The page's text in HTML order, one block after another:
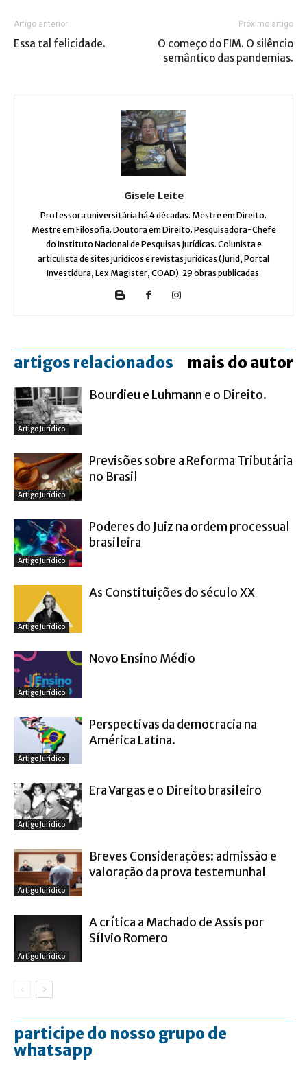
Artigo anterior
Essa tal felicidade.
Próximo artigo
O começo do FIM. O silêncio
semântico das pandemias.
Gisele Leite
Professora universitária há 4 décadas. Mestre em Direito.
Mestre em Filosofia. Doutora em Direito. Pesquisadora-Chefe
do Instituto Nacional de Pesquisas Jurídicas. Colunista e
articulista de sites jurídicos e revistas juridicas (Jurid, Portal
Investidura, Lex Magister, COAD). 29 obras publicadas.
artigos relacionados mais do autor
Artigo Jurídico
Bourdieu e Luhmann e o Direito.
Artigo Jurídico
Previsões sobre a Reforma Tributária
no Brasil
Artigo Jurídico
Poderes do Juiz na ordem processual
brasileira
Artigo Jurídico
As Constituições do século XX
Artigo Jurídico
Novo Ensino Médio
Artigo Jurídico
Perspectivas da democracia na
América Latina.
Artigo Jurídico
Era Vargas e o Direito brasileiro
Artigo Jurídico
Breves Considerações: admissão e
valoração da prova testemunhal
Artigo Jurídico
A crítica a Machado de Assis por
Sílvio Romero
participe do nosso grupo de
whatsapp